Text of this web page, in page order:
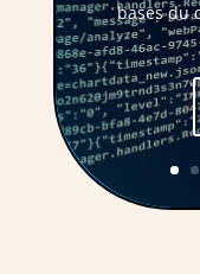
bases du